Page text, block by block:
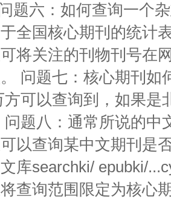
题六：如何查询一个
全国核心期刊的统计
将关注的刊物刊号在
问题七：核心期刊如
可以查询到，如果是
题八：通常所说的中
以查询某中文期刊是
库searchki/ epubki/
查询范围限定为核心